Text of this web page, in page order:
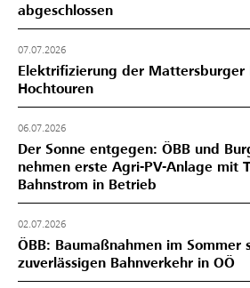
abgeschlossen
07.07.2026
Elektrifizierung der Mattersburger
Hochtouren
06.07.2026
Der Sonne entgegen: ÖBB und
nehmen erste Agri-PV-Anlage mit
Bahnstrom in Betrieb
02.07.2026
ÖBB: Baumaßnahmen im Sommer
zuverlässigen Bahnverkehr in OÖ